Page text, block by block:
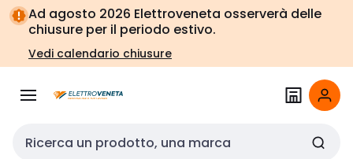
Vai alla
navigazione
Vai
alla
pagina
Ad agosto 2026 Elettroveneta osserverà delle
chiusure per il periodo estivo.
Vedi calendario chiusure
Cerca input